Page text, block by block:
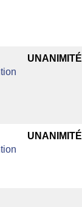
UNANIMITÉ
UNANIMITÉ